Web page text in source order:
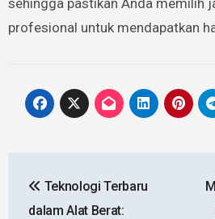
sehingga pastikan Anda memilih
profesional untuk mendapatkan
navigation
Teknologi Terbaru
dalam Alat Berat: